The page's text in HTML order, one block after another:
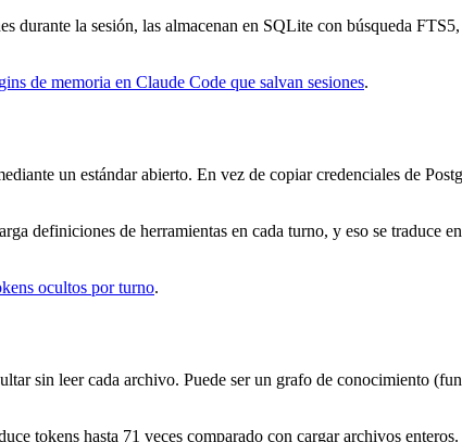
durante la sesión, las almacenan en SQLite con búsqueda
de memoria en Claude Code que salvan sesiones.
un estándar abierto. En vez de copiar credenciales de
definiciones de herramientas en cada turno, y eso se traduce
ocultos por turno.
sin leer cada archivo. Puede ser un grafo de conocimiento
tokens hasta 71 veces comparado con cargar archivos